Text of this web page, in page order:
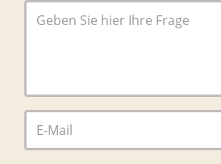
Organisation
Nachrichten